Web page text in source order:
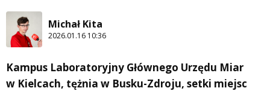
Michał Kita
2026.01.16 10:36
Kampus Laboratoryjny Głównego Urzędu Miar
w Kielcach, tężnia w Busku-Zdroju, setki miejsc